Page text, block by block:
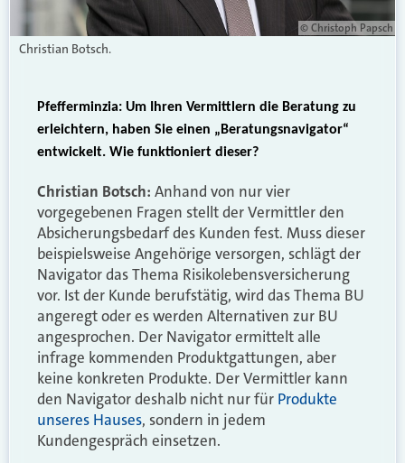
© Christoph Papsch
Christian Botsch.
Pfefferminzia: Um Ihren Vermittlern die Beratung zu
erleichtern, haben Sie einen „Beratungsnavigator“
entwickelt. Wie funktioniert dieser?
Christian Botsch: Anhand von nur vier
vorgegebenen Fragen stellt der Vermittler den
Absicherungsbedarf des Kunden fest. Muss dieser
beispielsweise Angehörige versorgen, schlägt der
Navigator das Thema Risikolebensversicherung
vor. Ist der Kunde berufstätig, wird das Thema BU
angeregt oder es werden Alternativen zur BU
angesprochen. Der Navigator ermittelt alle
infrage kommenden Produktgattungen, aber
keine konkreten Produkte. Der Vermittler kann
den Navigator deshalb nicht nur für Produkte
unseres Hauses, sondern in jedem
Kundengespräch einsetzen.